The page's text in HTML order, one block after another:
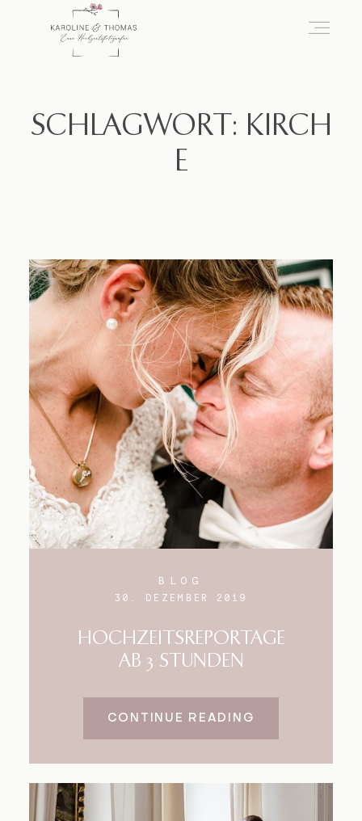
SCHLAGWORT: KIRCH
E
BLOG
30. DEZEMBER 2019
HOCHZEITSREPORTAGE
AB 3 STUNDEN
CONTINUE READING
Hochzeit
Infos / Preise
Kontakt
Blog
Impressum